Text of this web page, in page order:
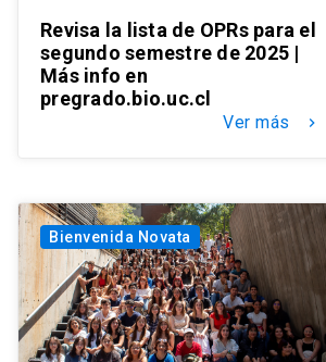
Revisa la lista de OPRs para el
segundo semestre de 2025 |
Más info en
pregrado.bio.uc.cl
Ver más keyboard_arrow_right
Bienvenida Novata